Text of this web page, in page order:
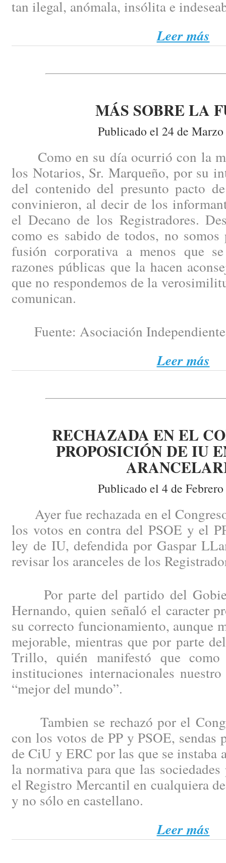
tan ilegal, anómala, insólita e
Leer más
MÁS SOBRE LA
Publicado el 24 de
Como en su día ocurrió con la
los Notarios, Sr. Marqueño, por su
del contenido del presunto pacto
convinieron, al decir de los
el Decano de los Registradores.
como es sabido de todos, no
fusión corporativa a menos que
razones públicas que la hacen
que no respondemos de la
comunican.
Fuente: Asociación
Leer más
RECHAZADA EN EL
PROPOSICIÓN DE IU
Publicado el 4 de
Ayer fue rechazada en el
los votos en contra del PSOE y el
ley de IU, defendida por Gaspar
revisar los aranceles de los
Por parte del partido del
Hernando, quien señaló el caracter
su correcto funcionamiento, aunque
mejorable, mientras que por parte
Trillo, quién manifestó que como
instituciones internacionales
“mejor del mundo”.
Tambien se rechazó por el
con los votos de PP y PSOE, sendas
de CiU y ERC por las que se instaba
la normativa para que las
el Registro Mercantil en cualquiera
y no sólo en castellano.
Leer más